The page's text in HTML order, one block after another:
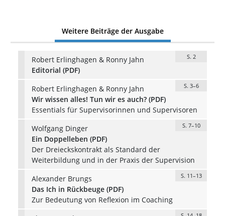
Weitere Beiträge der Ausgabe
Robert Erlinghagen & Ronny Jahn S. 2
Editorial (PDF)
Robert Erlinghagen & Ronny Jahn
S. 3–6
Wir wissen alles! Tun wir es auch? (PDF)
Essentials für Supervisorinnen und Supervisoren
Wolfgang Dinger
S. 7–10
Ein Doppelleben (PDF)
Der Dreieckskontrakt als Standard der
Weiterbildung und in der Praxis der Supervision
Alexander Brungs
S. 11–13
Das Ich in Rückbeuge (PDF)
Zur Bedeutung von Reflexion im Coaching